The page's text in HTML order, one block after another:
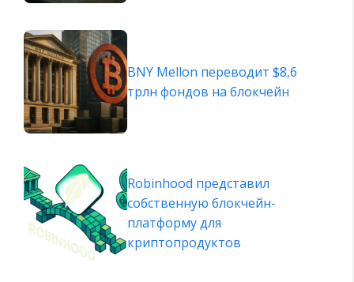
BNY Mellon переводит $8,6
трлн фондов на блокчейн
Robinhood представил
собственную блокчейн-
платформу для
криптопродуктов